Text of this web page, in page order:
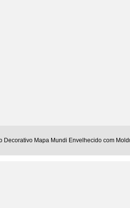
Decorativo Mapa Mundi Envelhecido com